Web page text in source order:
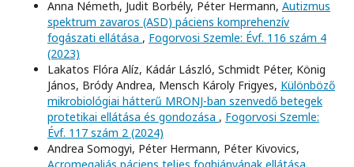
Anna Németh, Judit Borbély, Péter Hermann, Autizmus
spektrum zavaros (ASD) páciens komprehenzív
fogászati ellátása , Fogorvosi Szemle: Évf. 116 szám 4
(2023)
Lakatos Flóra Alíz, Kádár László, Schmidt Péter, König
János, Bródy Andrea, Mensch Károly Frigyes, Különböző
mikrobiológiai hátterű MRONJ-ban szenvedő betegek
protetikai ellátása és gondozása , Fogorvosi Szemle:
Évf. 117 szám 2 (2024)
Andrea Somogyi, Péter Hermann, Péter Kivovics,